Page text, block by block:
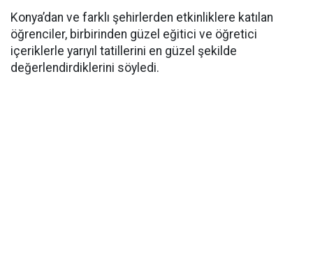
Konya’dan ve farklı şehirlerden etkinliklere katılan
öğrenciler, birbirinden güzel eğitici ve öğretici
içeriklerle yarıyıl tatillerini en güzel şekilde
değerlendirdiklerini söyledi.